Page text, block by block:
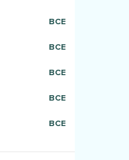
ВСЕ
ВСЕ
ВСЕ
ВСЕ
ВСЕ